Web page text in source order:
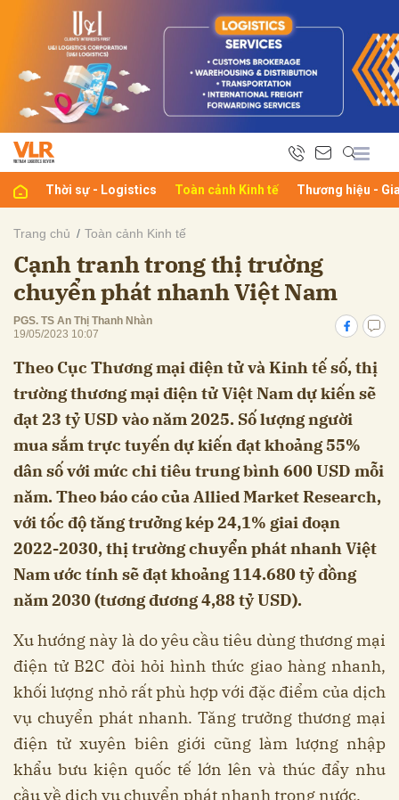
Thời sự - Logistics Toàn cảnh Kinh tế Thương hiệu -
Trang chủ Toàn cảnh Kinh tế
Cạnh tranh trong thị trường
chuyển phát nhanh Việt Nam
PGS. TS An Thị Thanh Nhàn
19/05/2023 10:07
Theo Cục Thương mại điện tử và Kinh tế số, thị
trường thương mại điện tử Việt Nam dự kiến sẽ
đạt 23 tỷ USD vào năm 2025. Số lượng người
mua sắm trực tuyến dự kiến đạt khoảng 55%
dân số với mức chi tiêu trung bình 600 USD mỗi
năm. Theo báo cáo của Allied Market Research,
với tốc độ tăng trưởng kép 24,1% giai đoạn
2022-2030, thị trường chuyển phát nhanh Việt
Nam ước tính sẽ đạt khoảng 114.680 tỷ đồng
năm 2030 (tương đương 4,88 tỷ USD).
Xu hướng này là do yêu cầu tiêu dùng thương mại
điện tử B2C đòi hỏi hình thức giao hàng nhanh,
khối lượng nhỏ rất phù hợp với đặc điểm của dịch
vụ chuyển phát nhanh. Tăng trưởng thương mại
điện tử xuyên biên giới cũng làm lượng nhập
khẩu bưu kiện quốc tế lớn lên và thúc đẩy nhu
cầu về dịch vụ chuyển phát nhanh trong nước.
luận
Hủy